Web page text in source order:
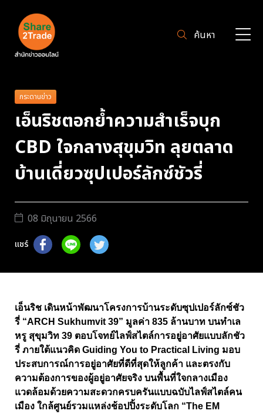
ค้นหา
กระดานข่าว
เอ็นริชตอกย้ำความสำเร็จบุก
CBD ใจกลางสุขุมวิท ลุยตลาด
บ้านเดี่ยวซุปเปอร์ลักซ์ชัวรี่
08 มิถุนายน 2566
แชร์
เอ็นริช เดินหน้าพัฒนาโครงการบ้านระดับซุปเปอร์ลักซ์ชัว
รี่ “ARCH Sukhumvit 39” มูลค่า 835 ล้านบาท บนทำเล
หรู สุขุมวิท 39 ตอบโจทย์ไลฟ์สไตล์การอยู่อาศัยแบบลักชัว
รี่ ภายใต้แนวคิด Guiding You to Practical Living มอบ
ประสบการณ์การอยู่อาศัยที่ดีที่สุดให้ลูกค้า และตรงกับ
ความต้องการของผู้อยู่อาศัยจริง บนพื้นที่ใจกลางเมือง
แวดล้อมด้วยความสะดวกครบครันแบบฉบับไลฟ์สไตล์คน
เมือง ใกล้ศูนย์รวมแหล่งช้อปปิ้งระดับโลก “The EM